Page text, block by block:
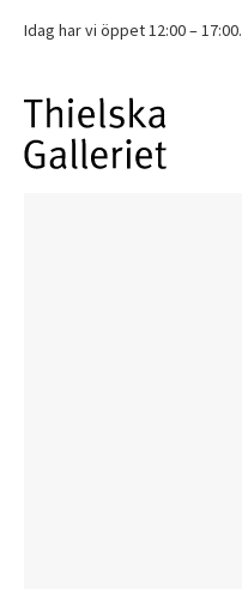
Idag har vi öppet 12:00 – 17:00.